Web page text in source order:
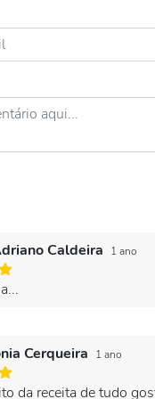
Caldeira 1 ano
Cerqueira 1 ano
da receita de tudo